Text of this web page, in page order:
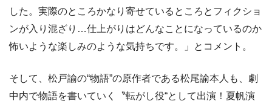
した。実際のところかなり寄せているところとフィクショ
ンが入り混ざり…仕上がりはどんなことになっているのか
怖いような楽しみのような気持ちです。」とコメント。
そして、松戸諭の“物語”の原作者である松尾諭本人も、劇
中内で物語を書いていく〝転がし役“として出演！夏帆演